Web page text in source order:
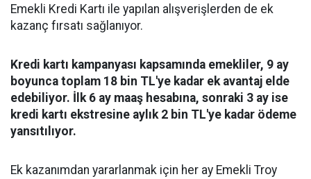
Emekli Kredi Kartı ile yapılan alışverişlerden de ek
kazanç fırsatı sağlanıyor.
Kredi kartı kampanyası kapsamında emekliler, 9 ay
boyunca toplam 18 bin TL'ye kadar ek avantaj elde
edebiliyor. İlk 6 ay maaş hesabına, sonraki 3 ay ise
kredi kartı ekstresine aylık 2 bin TL'ye kadar ödeme
yansıtılıyor.
Ek kazanımdan yararlanmak için her ay Emekli Troy